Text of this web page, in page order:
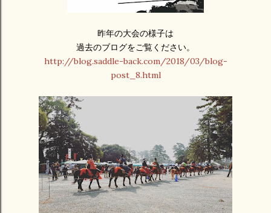
昨年の大会の様子は
過去のブログをご覧ください。
http://blog.saddle-back.com/2018/03/blog-
post_8.html